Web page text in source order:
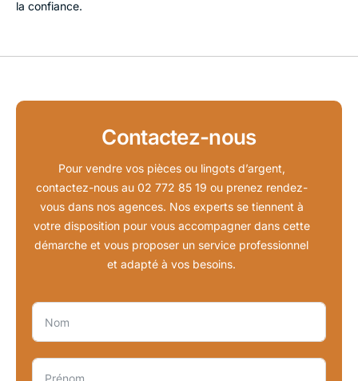
la confiance.
Contactez-nous
Pour vendre vos pièces ou lingots d’argent,
contactez-nous au 02 772 85 19 ou prenez rendez-
vous dans nos agences. Nos experts se tiennent à
votre disposition pour vous accompagner dans cette
démarche et vous proposer un service professionnel
et adapté à vos besoins.